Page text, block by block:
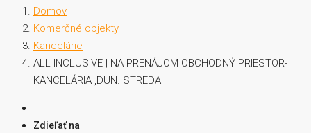
Domov
Komerčné objekty
Kancelárie
ALL INCLUSIVE | NA PRENÁJOM OBCHODNÝ PRIESTOR-
KANCELÁRIA ,DUN. STREDA
Zdieľať na